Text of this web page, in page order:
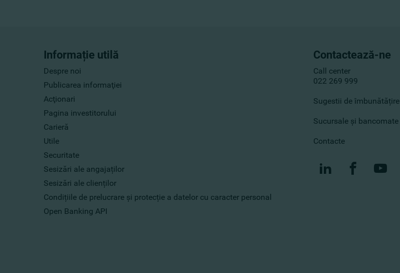
Informație utilă
Despre noi
Publicarea informaţiei
Acţionari
Pagina investitorului
Carieră
Utile
Securitate
Sesizări ale angajaților
Sesizări ale clienților
Condițiile de prelucrare și protecție a datelor cu caracter personal
Open Banking API
Contactează-ne
Call center
022 269 999
Sugestii de îmbunătățire
Sucursale și bancomate
Contacte